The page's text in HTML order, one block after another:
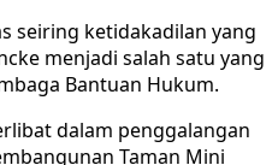
seiring ketidakadilan yang
menjadi salah satu yang
Bantuan Hukum.
dalam penggalangan
Taman Mini